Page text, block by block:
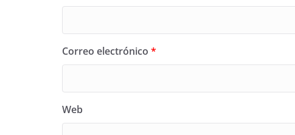
Correo electrónico *
Web